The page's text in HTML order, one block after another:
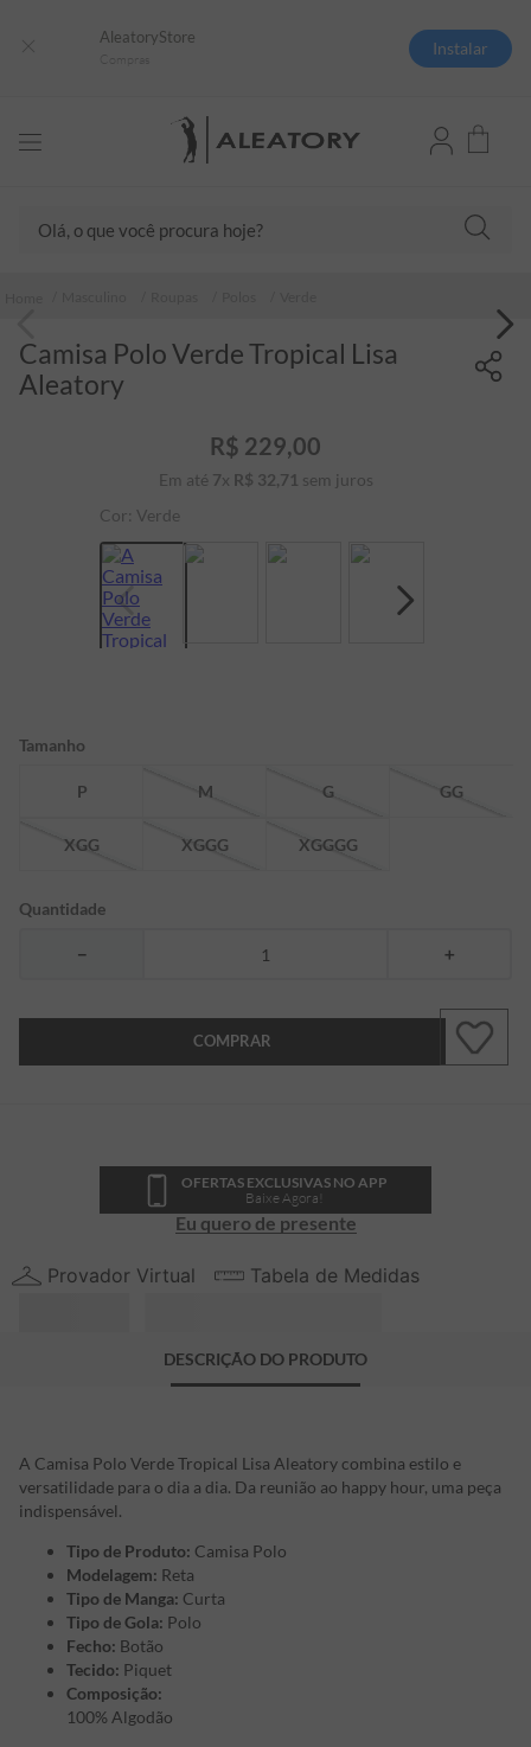
AleatoryStore
Instalar
Camisa Polo Verde Tropical Lisa
Aleatory
R$ 229,00
Em até 7x R$ 32,71 sem juros
Cor: Verde
Tamanho
P M G GG
XGG XGGG XGGGG
Quantidade
＋
－
COMPRAR
OFERTAS EXCLUSIVAS NO APP
Baixe Agora!
Eu quero de presente
Provador Virtual Tabela de Medidas
DESCRIÇÃO DO PRODUTO
A Camisa Polo Verde Tropical Lisa Aleatory combina estilo e
versatilidade para o dia a dia. Da reunião ao happy hour, uma peça
indispensável.
Tipo de Produto: Camisa Polo
Modelagem: Reta
Tipo de Manga: Curta
Tipo de Gola: Polo
Fecho: Botão
Tecido: Piquet
Composição:
100% Algodão
2º
camiseta listrada
4º
camiseta
5º
pima
7º
bermuda